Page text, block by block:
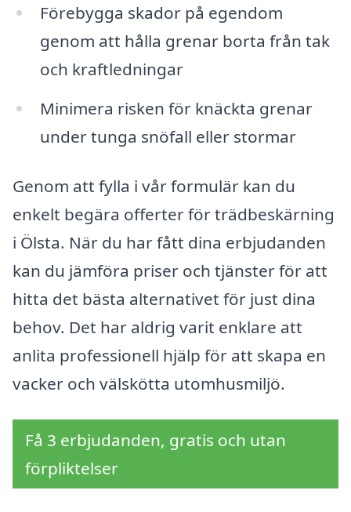
Förebygga skador på egendom
genom att hålla grenar borta från tak
och kraftledningar
Minimera risken för knäckta grenar
under tunga snöfall eller stormar
Genom att fylla i vår formulär kan du
enkelt begära offerter för trädbeskärning
i Ölsta. När du har fått dina erbjudanden
kan du jämföra priser och tjänster för att
hitta det bästa alternativet för just dina
behov. Det har aldrig varit enklare att
anlita professionell hjälp för att skapa en
vacker och välskötta utomhusmiljö.
Få 3 erbjudanden, gratis och utan
förpliktelser